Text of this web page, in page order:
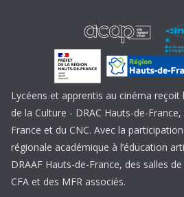
Lycéens et apprentis au cinéma
de la Culture - DRAC Hauts-de-
France et du CNC. Avec la
régionale académique à l’éducation
DRAAF Hauts-de-France, des salles
CFA et des MFR associés.